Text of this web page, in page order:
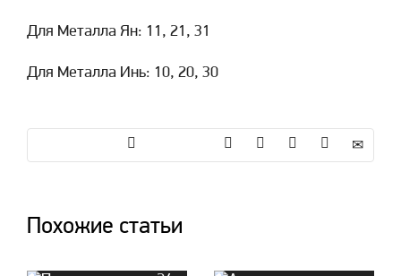
Для Металла Ян: 11, 21, 31
Для Металла Инь: 10, 20, 30
Похожие статьи